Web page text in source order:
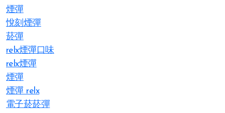
煙彈
悅刻煙彈
菸彈
relx煙彈口味
relx煙彈
煙彈
煙彈 relx
電子菸菸彈